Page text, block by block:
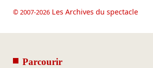
© 2007-2026Les Archives du spectacle
Parcourir